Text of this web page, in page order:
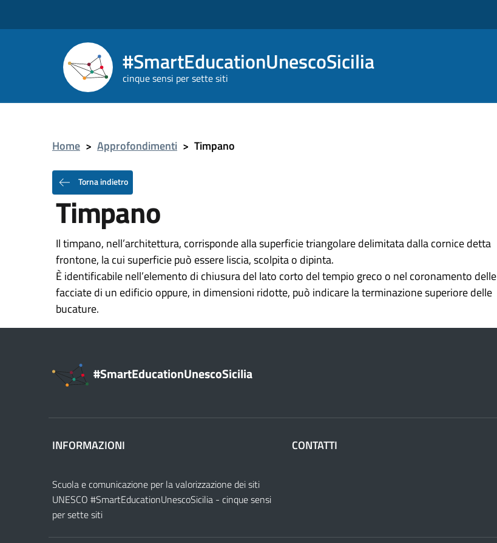
#SmartEducationUnescoSicilia
cinque sensi per sette siti
Home > Approfondimenti > Timpano
Torna indietro
Timpano
Il timpano, nell’architettura, corrisponde alla superficie triangolare delimitata dalla cornice detta
frontone, la cui superficie può essere liscia, scolpita o dipinta.
È identificabile nell’elemento di chiusura del lato corto del tempio greco o nel coronamento delle
facciate di un edificio oppure, in dimensioni ridotte, può indicare la terminazione superiore delle
bucature.
#SmartEducationUnescoSicilia
INFORMAZIONI
Scuola e comunicazione per la valorizzazione dei siti
UNESCO #SmartEducationUnescoSicilia - cinque sensi
per sette siti
CONTATTI